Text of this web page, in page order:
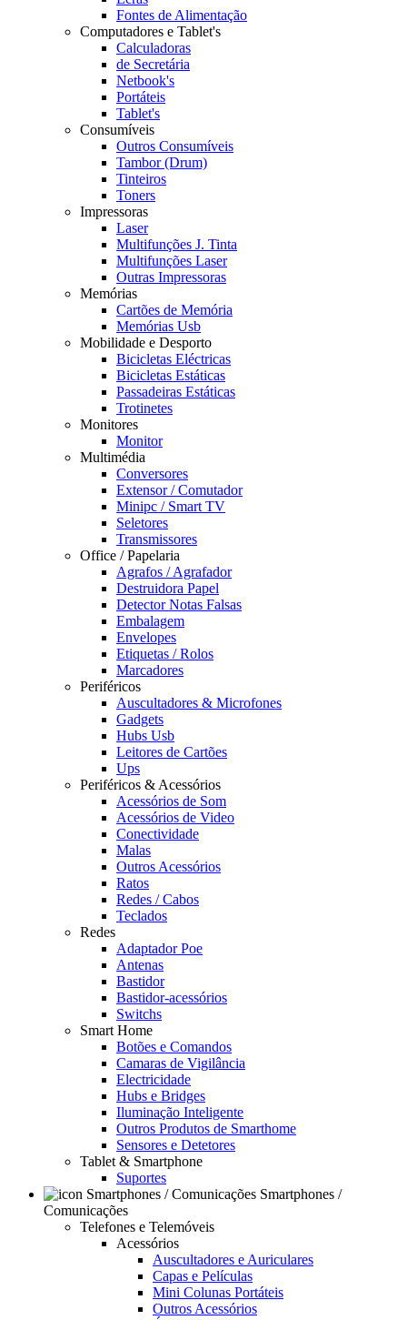
Fontes de Alimentação
Computadores e Tablet's
Calculadoras
de Secretária
Netbook's
Portáteis
Tablet's
Consumíveis
Outros Consumíveis
Tambor (Drum)
Tinteiros
Toners
Impressoras
Laser
Multifunções J. Tinta
Multifunções Laser
Outras Impressoras
Memórias
Cartões de Memória
Memórias Usb
Mobilidade e Desporto
Bicicletas Eléctricas
Bicicletas Estáticas
Passadeiras Estáticas
Trotinetes
Monitores
Monitor
Multimédia
Conversores
Extensor / Comutador
Minipc / Smart TV
Seletores
Transmissores
Office / Papelaria
Agrafos / Agrafador
Destruidora Papel
Detector Notas Falsas
Embalagem
Envelopes
Etiquetas / Rolos
Marcadores
Periféricos
Auscultadores & Microfones
Gadgets
Hubs Usb
Leitores de Cartões
Ups
Periféricos & Acessórios
Acessórios de Som
Acessórios de Video
Conectividade
Malas
Outros Acessórios
Ratos
Redes / Cabos
Teclados
Redes
Adaptador Poe
Antenas
Bastidor
Bastidor-acessórios
Switchs
Smart Home
Botões e Comandos
Camaras de Vigilância
Electricidade
Hubs e Bridges
Iluminação Inteligente
Outros Produtos de Smarthome
Sensores e Detetores
Tablet & Smartphone
Suportes
Smartphones /
Comunicações
Telefones e Telemóveis
Acessórios
Auscultadores e Auriculares
Capas e Películas
Mini Colunas Portáteis
Outros Acessórios